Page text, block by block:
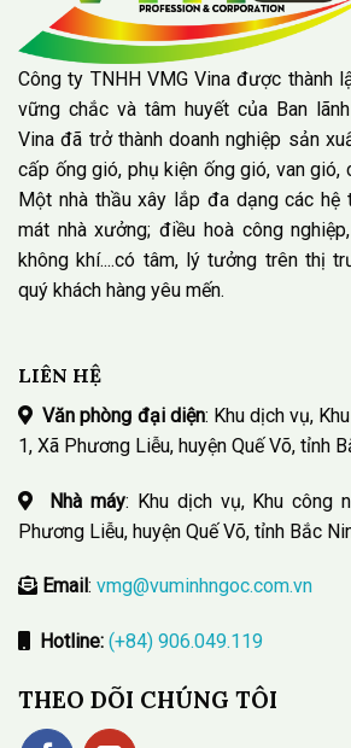
Công ty TNHH VMG Vina được thành
vững chắc và tâm huyết của Ban
Vina đã trở thành doanh nghiệp sản
cấp ống gió, phụ kiện ống gió, van gió,
Một nhà thầu xây lắp đa dạng các hệ
mát nhà xưởng; điều hoà công
không khí....có tâm, lý tưởng trên thị
quý khách hàng yêu mến.
LIÊN HỆ
Văn phòng đại diện: Khu dịch vụ,
1, Xã Phương Liễu, huyện Quế Võ, tỉnh
Nhà máy: Khu dịch vụ, Khu công
Phương Liễu, huyện Quế Võ, tỉnh Bắc
Email : vmg@vuminhngoc.com.vn
Hotline: (+84) 906.049.119
THEO DÕI CHÚNG TÔI